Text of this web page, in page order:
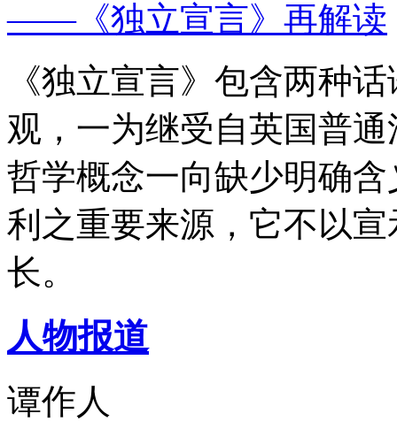
——《独立宣言》再解读
《独立宣言》包含两种
观，一为继受自英国普
哲学概念一向缺少明确
利之重要来源，它不以
长。
人物报道
谭作人